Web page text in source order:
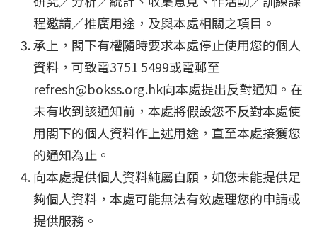
程邀請／推廣用途，及與本處相關之項目。
承上，閣下有權隨時要求本處停止使用您的個人
資料，可致電3751 5499或電郵至
refresh@bokss.org.hk向本處提出反對通知。在
未有收到該通知前，本處將假設您不反對本處使
用閣下的個人資料作上述用途，直至本處接獲您
的通知為止。
向本處提供個人資料純屬自願，如您未能提供足
夠個人資料，本處可能無法有效處理您的申請或
提供服務。